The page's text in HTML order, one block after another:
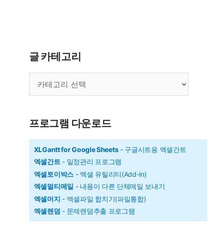
글 카테고리
테
리
프로그램 다운로드
XLGantt for Google Sheets- 구글시트용 엑셀간트
엑셀간트- 일정관리 프로그램
엑셀토이박스 - 엑셀 유틸리티(Add-in)
엑셀멀티메일 - 내용이 다른 단체메일 보내기
엑셀머지 - 엑셀파일 합치기(파일통합)
엑셀랜덤 - 문제랜덤추출 프로그램